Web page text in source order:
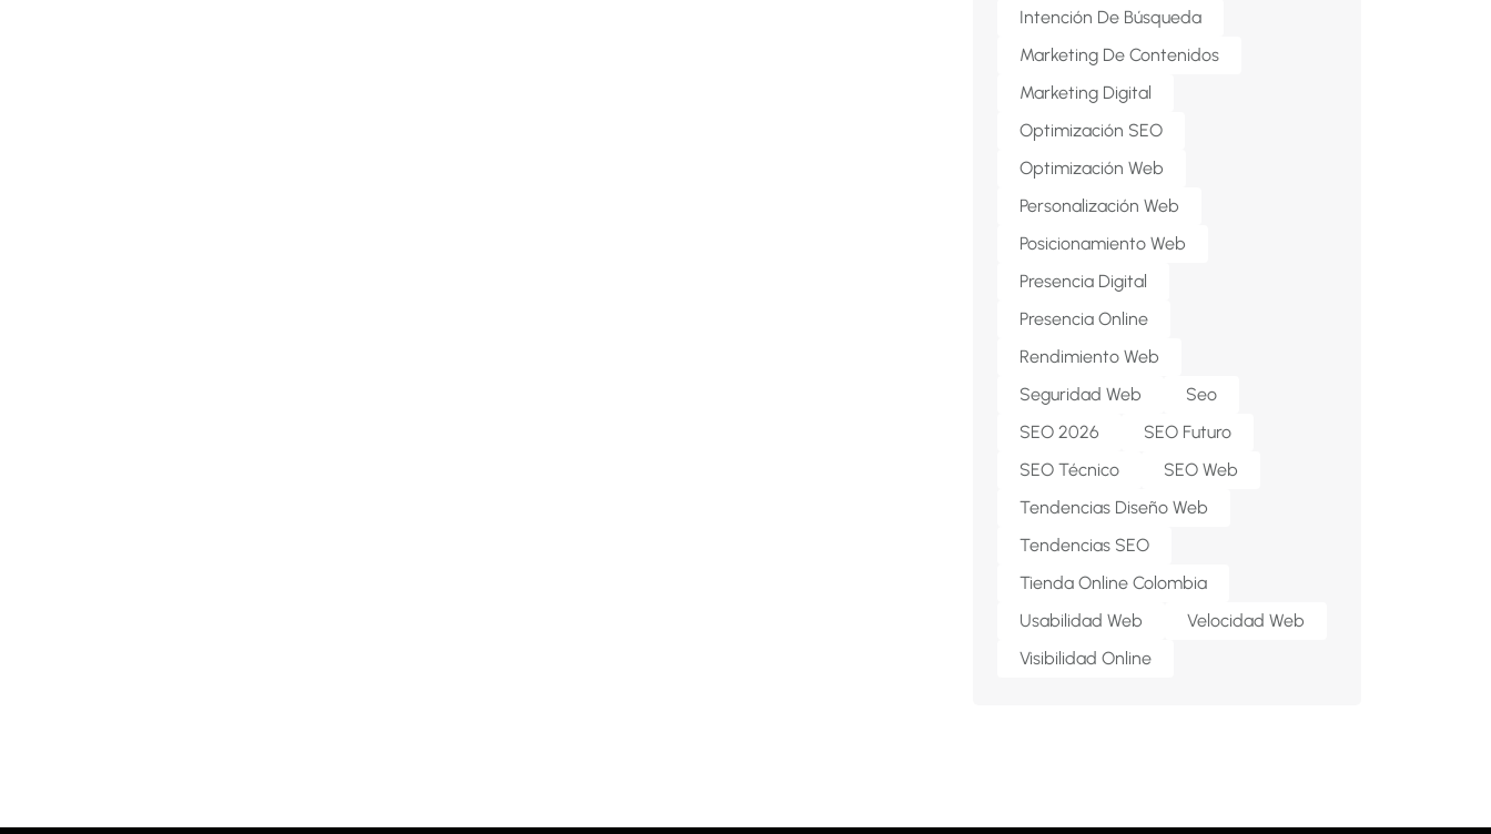
Intención De Búsqueda
Marketing De Contenidos
Marketing Digital
Optimización SEO
Optimización Web
Personalización Web
Posicionamiento Web
Presencia Digital
Presencia Online
Rendimiento Web
Seguridad Web
Seo
SEO 2026
SEO Futuro
SEO Técnico
SEO Web
Tendencias Diseño Web
Tendencias SEO
Tienda Online Colombia
Usabilidad Web
Velocidad Web
Visibilidad Online